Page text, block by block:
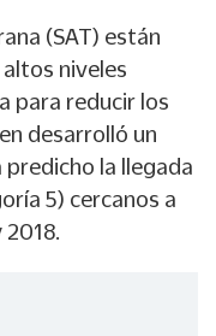
(SAT) están
niveles
para reducir los
desarrolló un
predicho la llegada
5) cercanos a